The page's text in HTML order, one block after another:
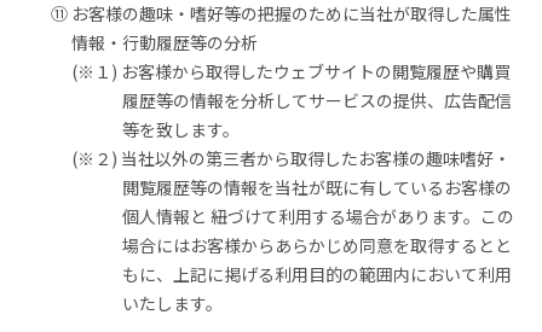
⑪ お客様の趣味・嗜好等の把握のために当社が取得した属性
情報・行動履歴等の分析
(※１) お客様から取得したウェブサイトの閲覧履歴や購買
履歴等の情報を分析してサービスの提供、広告配信
等を致します。
(※２) 当社以外の第三者から取得したお客様の趣味嗜好・
閲覧履歴等の情報を当社が既に有しているお客様の
個人情報と 紐づけて利用する場合があります。この
場合にはお客様からあらかじめ同意を取得するとと
もに、上記に掲げる利用目的の範囲内において利用
いたします。